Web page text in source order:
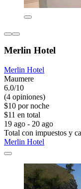
Merlin Hotel
Merlin Hotel
Maumere
6.0/10
(4 opiniones)
$10 por noche
$11 en total
19 ago - 20 ago
Total con impuestos y
Merlin Hotel